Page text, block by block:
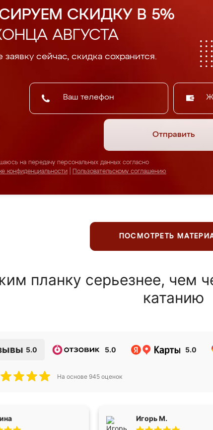
СКИДКУ В 5%
АВГУСТА
заявку сейчас, скидка сохранится.
Отправить
на передачу персональных данных согласно
конфиденциальности
Пользовательскому соглашению
ПОСМОТРЕТЬ
планку серьезнее, чем
катанию
5.0 5.0 5.0
На основе 945 оценок
Игорь М.